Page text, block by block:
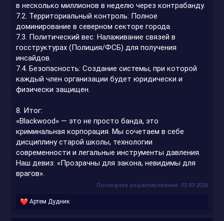
в несколько миллионов в неделю через контрабанду.
7.2. Территориальный контроль: Полное
доминирование в северном секторе города.
7.3. Политический вес: Налаживание связей в
госструктурах (Полиция/ФСБ) для получения
инсайдов.
7.4. Безопасность: Создание системы, при которой
каждый член организации будет юридически и
физически защищен.
8. Итог:
«Blackwood» — это не просто банда, это
криминальная корпорация. Мы сочетаем в себе
дисциплину старой школы, технологии
современности и легальные инструменты давления.
Наш девиз: «Прозрачны для закона, невидимы для
врагов».
Последнее редактирование: 02.03.2026
Р
Артем Дудник